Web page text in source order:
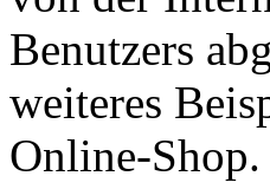
Benutzers
weiteres
Online-